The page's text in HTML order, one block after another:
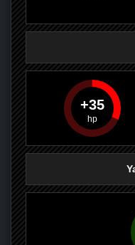
PAYLAŞPAYLAŞ
35